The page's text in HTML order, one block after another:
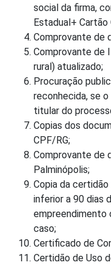
social da firma,
Estadual+ Cartão
Comprovante de
Comprovante de
rural) atualizado;
Procuração
reconhecida, se
titular do
Copias dos
CPF/RG;
Comprovante de
Palminópolis;
Copia da
inferior a 90 dias
empreendimento
caso;
Certificado de
Certidão de Uso